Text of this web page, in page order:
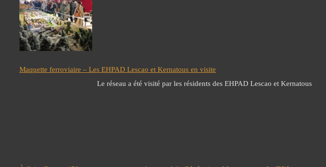
Maquette ferroviaire – Les EHPAD Lescao et Kernatous en visite
Le réseau a été visité par les résidents des EHPAD Lescao et Kernatous